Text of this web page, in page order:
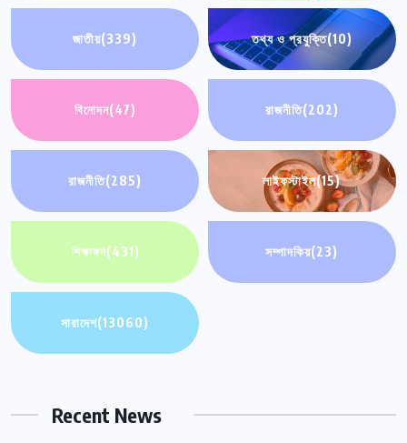
জাতীয়(339) তথ্য ও প্রযুক্তি(10)
বিনোদন(47) রাজনীতি(202)
রাজনীতি(285) লাইফস্টাইল(15)
শিক্ষাঙ্গন(431) সম্পাদকিয়(23)
সারাদেশ(13060)
Recent News